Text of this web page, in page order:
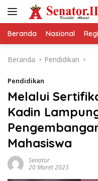
Beranda Nasional
Beranda Pendidikan
Pendidikan
Melalui
Kadin
Mahasiswa
Senator
20 Maret 2023